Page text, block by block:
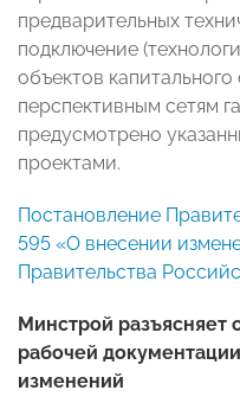
предварительных
подключение
объектов капитального
перспективным сетям
предусмотрено
проектами.
Постановление
595 «О внесении
Правительства
Минстрой разъясняет
рабочей
изменений